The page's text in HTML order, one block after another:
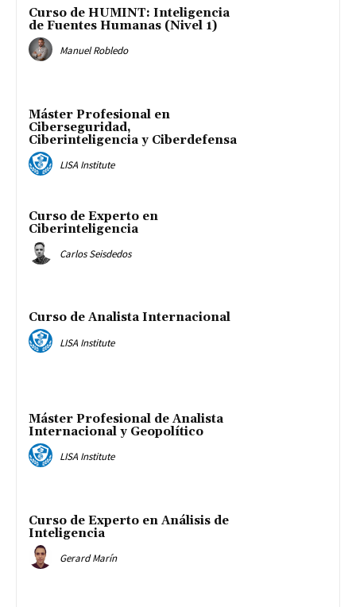
Curso de HUMINT: Inteligencia
de Fuentes Humanas (Nivel 1)
Manuel Robledo
Máster Profesional en
Ciberseguridad,
Ciberinteligencia y Ciberdefensa
LISA Institute
Curso de Experto en
Ciberinteligencia
Carlos Seisdedos
Curso de Analista Internacional
LISA Institute
Máster Profesional de Analista
Internacional y Geopolítico
LISA Institute
Curso de Experto en Análisis de
Inteligencia
Gerard Marín